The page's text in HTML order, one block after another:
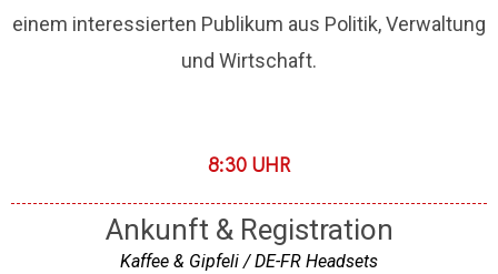
einem interessierten Publikum aus Politik, Verwaltung
und Wirtschaft.
8:30 UHR
Ankunft & Registration
Kaffee & Gipfeli / DE-FR Headsets